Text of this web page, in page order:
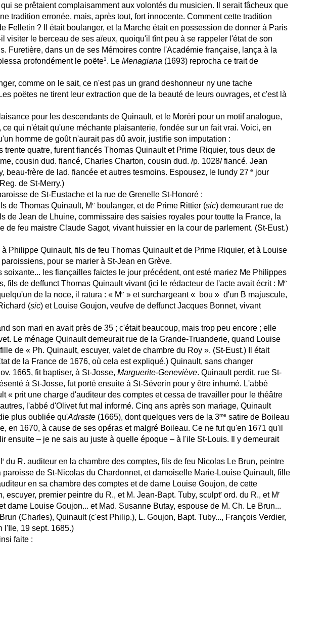
se prêtaient complaisamment aux volontés du musicien. Il serait fâcheux que
tradition erronée, mais, après tout, fort innocente. Comment cette tradition
Felletin ? Il était boulanger, et la Marche était en possession de donner à Paris
visiter le berceau de ses aïeux, quoiqu'il tînt peu à se rappeler l'état de son
Furetière, dans un de ses Mémoires contre l'Académie française, lança à la
profondément le poëte1 . LeMenagiana (1693) reprocha ce trait de
comme on le sait, ce n'est pas un grand deshonneur ny une tache
poëtes ne tirent leur extraction que de la beauté de leurs ouvrages, et c'est là
pour les descendants de Quinault, et le Moréri pour un motif analogue,
qui n'était qu'une méchante plaisanterie, fondée sur un fait vrai. Voici, en
homme de goût n'aurait pas dû avoir, justifie son imputation :
trente quatre, furent fiancés Thomas Quinault et Prime Riquier, tous deux de
cousin dud. fiancé, Charles Charton, cousin dud. /p. 1028/ fiancé. Jean
beau-frère de lad. fiancée et autres tesmoins. Espousez, le lundy 27 e jour
de St-Merry.)
de St-Eustache et la rue de Grenelle St-Honoré :
de Thomas Quinault, Me boulanger, et de Prime Rittier (sic) demeurant rue de
de Jean de Lhuine, commissaire des saisies royales pour toutte la France, la
de feu maistre Claude Sagot, vivant huissier en la cour de parlement. (St-Eust.)
Philippe Quinault, fils de feu Thomas Quinault et de Prime Riquier, et à Louise
pour se marier à St-Jean en Grève.
les fiançailles faictes le jour précédent, ont esté mariez Me Philippes
fils de deffunct Thomas Quinault vivant (ici le rédacteur de l'acte avait écrit : Me
de la noce, il ratura : « Me » et surchargeant « bou » d'un B majuscule,
(sic) et Louise Goujon, veufve de deffunct Jacques Bonnet, vivant
son mari en avait près de 35 ; c'était beaucoup, mais trop peu encore ; elle
Le ménage Quinault demeurait rue de la Grande-Truanderie, quand Louise
de « Ph. Quinault, escuyer, valet de chambre du Roy ». (St-Eust.) Il était
de la France de 1676, où cela est expliqué.) Quinault, sans changer
1665, fit baptiser, à St-Josse,Marguerite-Geneviève. Quinault perdit, rue St-
à St-Josse, fut porté ensuite à St-Séverin pour y être inhumé. L'abbé
« prit une charge d'auditeur des comptes et cessa de travailler pour le théâtre
l'abbé d'Olivet fut mal informé. Cinq ans après son mariage, Quinault
plus oubliée qu'Adraste (1665), dont quelques vers de la 3me satire de Boileau
en 1670, à cause de ses opéras et malgré Boileau. Ce ne fut qu'en 1671 qu'il
ensuite – je ne sais au juste à quelle époque – à l'ile St-Louis. Il y demeurait
rdu R. auditeur en la chambre des comptes, fils de feu Nicolas Le Brun, peintre
paroisse de St-Nicolas du Chardonnet, et damoiselle Marie-Louise Quinault, fille
en sa chambre des comptes et de dame Louise Goujon, de cette
escuyer, premier peintre du R., et M. Jean-Bapt. Tuby, sculptrord. du R., et Mr
dame Louise Goujon... et Mad. Susanne Butay, espouse de M. Ch. Le Brun...
(Charles), Quinault (c'est Philip.), L. Goujon, Bapt. Tuby..., François Verdier,
l'Ile, 19 sept. 1685.)
faite :